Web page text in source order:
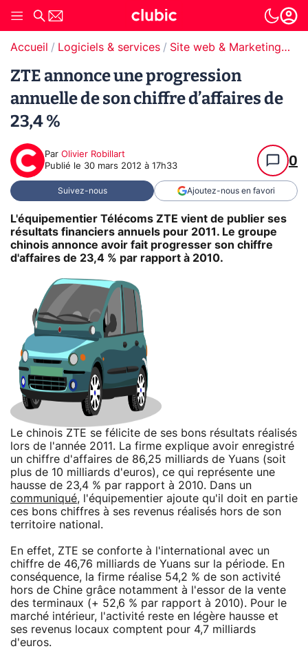
Accueil Logiciels & services Site web & Marketing Digital
ZTE annonce une progression
annuelle de son chiffre d’affaires de
23,4 %
Par Olivier Robillart
Publié le 30 mars 2012 à 17h33 0
Suivez-nous Ajoutez-nous en favori
L'équipementier Télécoms ZTE vient de publier ses
résultats financiers annuels pour 2011. Le groupe
chinois annonce avoir fait progresser son chiffre
d'affaires de 23,4 % par rapport à 2010.
Le chinois ZTE se félicite de ses bons résultats réalisés
lors de l'année 2011. La firme explique avoir enregistré
un chiffre d'affaires de 86,25 milliards de Yuans (soit
plus de 10 milliards d'euros), ce qui représente une
hausse de 23,4 % par rapport à 2010. Dans un
communiqué, l'équipementier ajoute qu'il doit en partie
ces bons chiffres à ses revenus réalisés hors de son
territoire national.
En effet, ZTE se conforte à l'international avec un
chiffre de 46,76 milliards de Yuans sur la période. En
conséquence, la firme réalise 54,2 % de son activité
hors de Chine grâce notamment à l'essor de la vente
des terminaux (+ 52,6 % par rapport à 2010). Pour le
marché intérieur, l'activité reste en légère hausse et
ses revenus locaux comptent pour 4,7 milliards
d'euros.